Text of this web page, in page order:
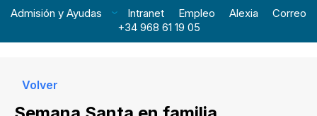
Admisión y Ayudas Intranet Empleo Alexia
Correo
+34 968 61 19 05
Volver